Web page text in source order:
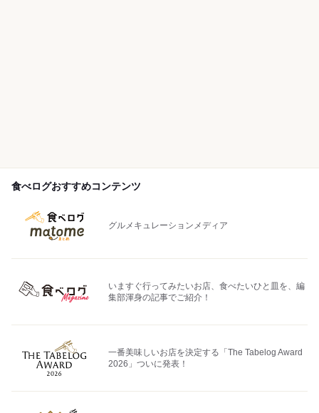
食べログおすすめコンテンツ
グルメキュレーションメディア
いますぐ行ってみたいお店、食べたいひと皿を、編
集部渾身の記事でご紹介！
一番美味しいお店を決定する「The Tabelog Award
2026」ついに発表！